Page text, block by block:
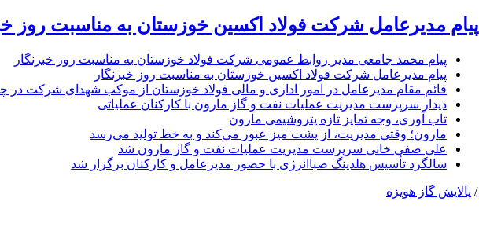
پیام مدیرعامل شرکت فولاد اکسین خوزستان به مناسبت روز
پیام محمد جامعی مدیر روابط عمومی شرکت فولاد خوزستان به مناسبت روز خبرنگار
پیام مدیرعامل شرکت فولاد اکسین خوزستان به مناسبت روز خبرنگار
قائم مقام مدیرعامل در امور اداری و مالی فولاد خوزستان از موکب شهدای شرکت در
دیدار سرپرست مدیریت عملیات نفت و گاز مارون با کارکنان عملیاتی
تاب آوری، وجه تمایز تازه پتروشیمی مارون
مارون؛ وقتی مدیریت، از پشت میز عبور می‌کند و به خط تولید می‌رسد
علی صفی خانی سرپرست مدیریت عملیات نفت و گاز مارون شد
سالگرد تأسیس هلدینگ صباانرژی با حضور مدیرعامل و کارکنان برگزار شد
/ پالایش گاز هویزه